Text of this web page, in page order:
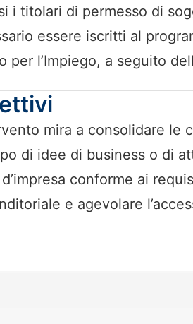
i titolari di permesso di
essere iscritti al
per l’Impiego, a seguito
mira a consolidare le
di idee di business o di
conforme ai
e agevolare